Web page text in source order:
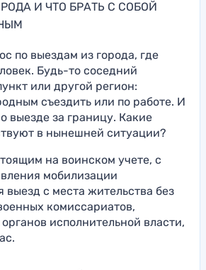
И ЧТО БРАТЬ С СОБОЙ
по выездам из города, где
Будь-то соседний
или другой регион:
съездить или по работе. И
выезде за границу. Какие
в нынешней ситуации?
на воинском учете, с
мобилизации
выезд с места жительства без
комиссариатов,
исполнительной власти,